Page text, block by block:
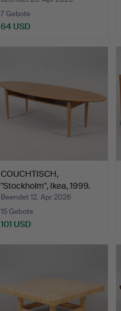
7 Gebote
64 USD
COUCHTISCH,
"Stockholm", Ikea, 1999.
Beendet 12. Apr 2026
15 Gebote
101 USD